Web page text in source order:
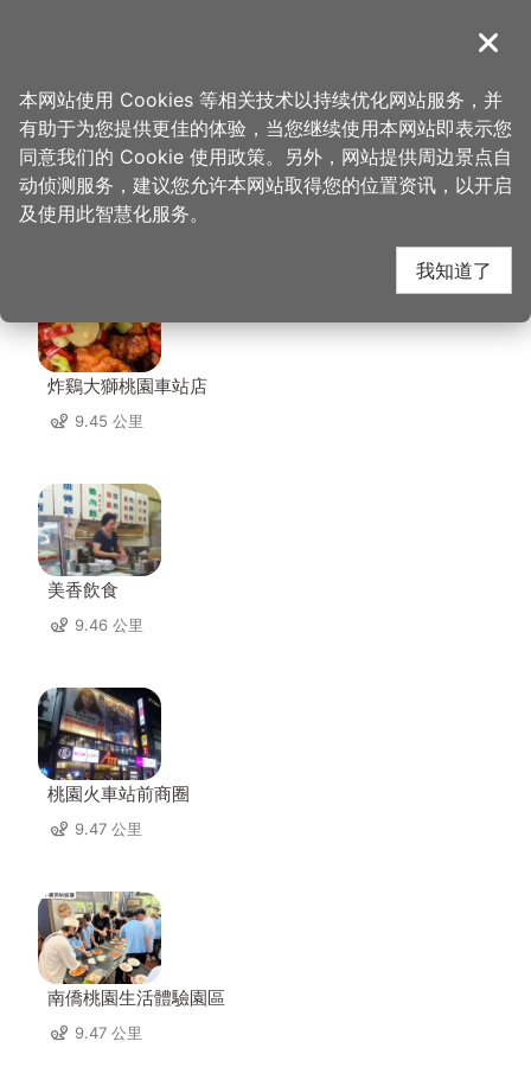
導覽
首页 > 想去的地方 > 住宿 > 华夏国际饭店
华夏国际饭店 周边店家
炸鷄大獅桃園車站店
9.45 公里
美香飲食
9.46 公里
桃園火車站前商圈
9.47 公里
南僑桃園生活體驗園區
9.47 公里
关闭
本网站使用 Cookies 等相关技术以持续优化网站服务，并
有助于为您提供更佳的体验，当您继续使用本网站即表示您
同意我们的 Cookie 使用政策。另外，网站提供周边景点自
动侦测服务，建议您允许本网站取得您的位置资讯，以开启
及使用此智慧化服务。
我知道了